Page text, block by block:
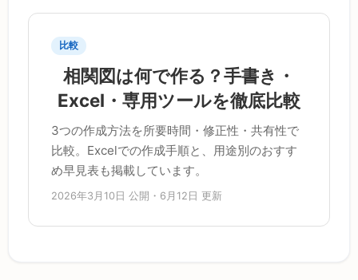
比較
相関図は何で作る？手書き・
Excel・専用ツールを徹底比較
3つの作成方法を所要時間・修正性・共有性で
比較。Excelでの作成手順と、用途別のおすす
め早見表も掲載しています。
2026年3月10日 公開・6月12日 更新